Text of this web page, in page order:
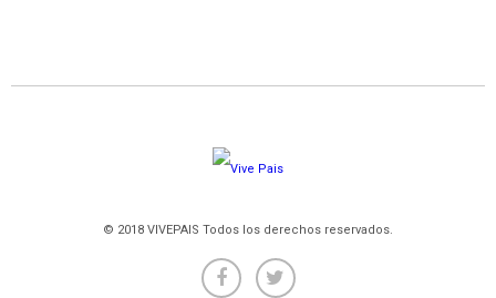
© 2018 VIVEPAIS Todos los derechos reservados.